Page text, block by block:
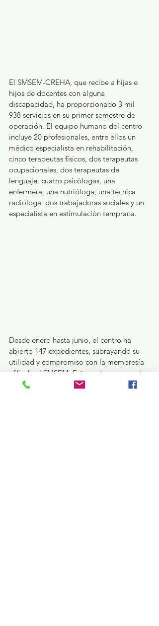
El SMSEM-CREHA, que recibe a hijas e
hijos de docentes con alguna
discapacidad, ha proporcionado 3 mil
938 servicios en su primer semestre de
operación. El equipo humano del centro
incluye 20 profesionales, entre ellos un
médico especialista en rehabilitación,
cinco terapeutas físicos, dos terapeutas
ocupacionales, dos terapeutas de
lenguaje, cuatro psicólogas, una
enfermera, una nutrióloga, una técnica
radióloga, dos trabajadoras sociales y un
especialista en estimulación temprana.
Desde enero hasta junio, el centro ha
abierto 147 expedientes, subrayando su
utilidad y compromiso con la membresía
afiliada al SMSEM. Este centro representa
un beneficio significativo para los